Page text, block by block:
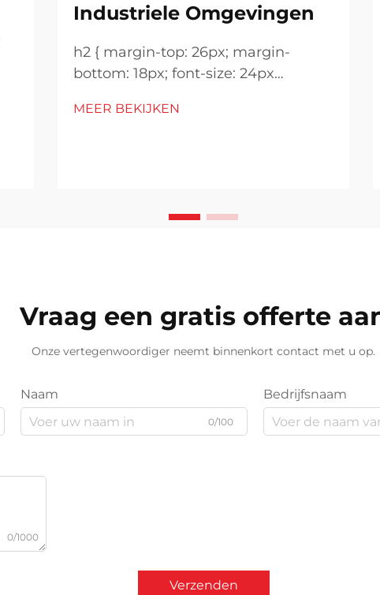
Industriele Omgevingen
h2 { margin-top: 26px; margin-
bottom: 18px; font-size: 24px
height: normal; } h3 { margin-top:
MEER BEKIJKEN
Vraag een gratis offerte
Onze vertegenwoordiger neemt binnenkort contact met u op.
Naam
0/100
Bedrijfsnaam
0/1000
Verzenden